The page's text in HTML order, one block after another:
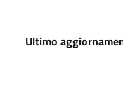
Ultimo